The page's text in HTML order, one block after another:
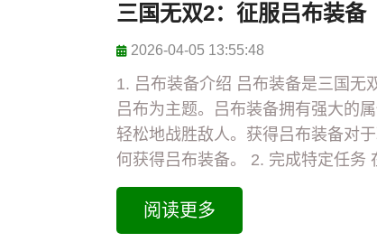
三国无双2：征服吕布装备
2026-04-05 13:55:48
1. 吕布装备介绍 吕布装备是三国无
吕布为主题。吕布装备拥有强大的
轻松地战胜敌人。获得吕布装备对
何获得吕布装备。 2. 完成特定任务
阅读更多